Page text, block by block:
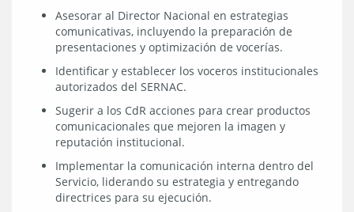
Asesorar al Director Nacional en estrategias
comunicativas, incluyendo la preparación de
presentaciones y optimización de vocerías.
Identificar y establecer los voceros institucionales
autorizados del SERNAC.
Sugerir a los CdR acciones para crear productos
comunicacionales que mejoren la imagen y
reputación institucional.
Implementar la comunicación interna dentro del
Servicio, liderando su estrategia y entregando
directrices para su ejecución.